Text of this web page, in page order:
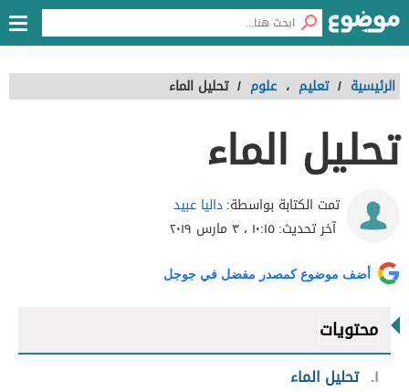
الرئيسية / تعليم ، علوم / تحليل الماء
تحليل الماء
تمت الكتابة بواسطة:داليا عبيد
آخر تحديث:١٠:١٥ ، ٣ مارس ٢٠١٩
أضف موضوع كمصدر مفضل في جوجل
محتويات
١ تحليل الماء